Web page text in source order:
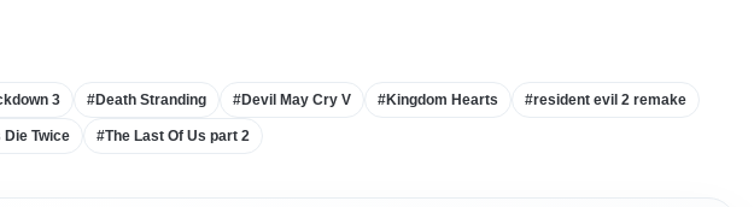
3 #Death Stranding #Devil May Cry V #Kingdom Hearts #resident evil 2 remake
Twice #The Last Of Us part 2